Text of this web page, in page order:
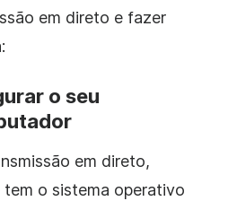
em direto e fazer
o seu
em direto,
o sistema operativo